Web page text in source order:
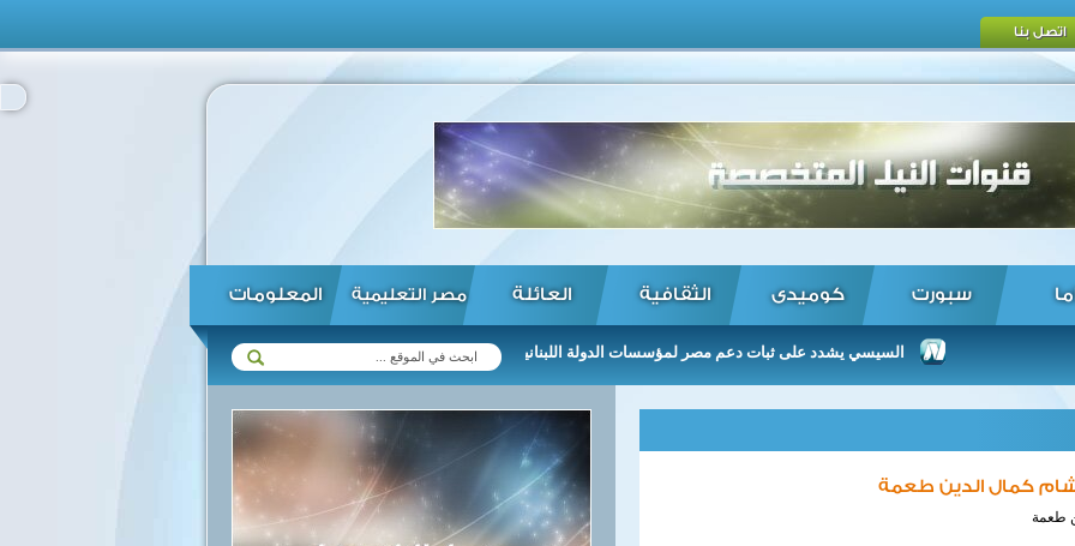
اتصل بنا
سبورت كوميدى الثقافية العائلة مصر التعليمية المعلومات
الحكومة تنفي وجود عجز السيسي يشدد على ثبات دعم مصر لمؤسسات الدولة اللبنانية بما يحافظ على استقرار وأمن شعبها ...